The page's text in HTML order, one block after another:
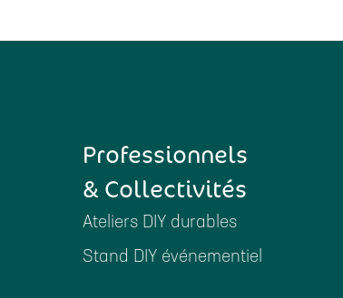
Professionnels
& Collectivités
Ateliers DIY durables
Stand DIY événementiel